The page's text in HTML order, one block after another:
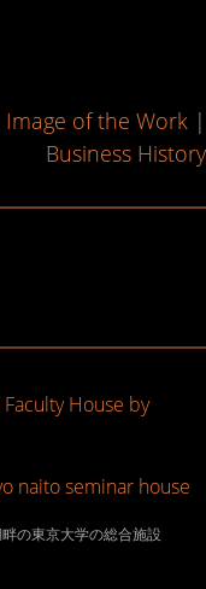
Image of the Work |
Business History
House by
naito seminar house
の東京大学の総合施設